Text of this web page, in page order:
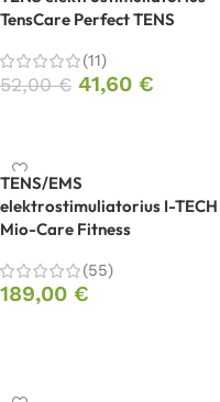
TensCare Perfect TENS
(11)
52,00€ 41,60 €
TENS/EMS
elektrostimuliatorius I-TECH
Mio-Care Fitness
(55)
189,00 €